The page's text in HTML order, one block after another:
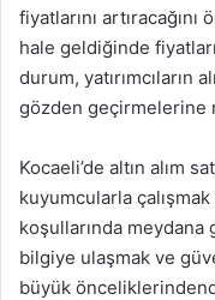
fiyatlarını
hale geldiğinde
durum, yatırımcıların
gözden geçirmelerine
Kocaeli’de altın alım
kuyumcularla
koşullarında meydana
bilgiye ulaşmak ve
büyük